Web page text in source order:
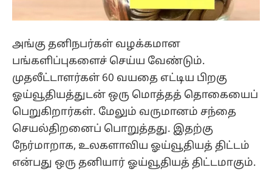
அங்கு தனிநபர்கள் வழக்கமான
பங்களிப்புகளைச் செய்ய வேண்டும்.
முதலீட்டாளர்கள் 60 வயதை எட்டிய பிறகு
ஓய்வூதியத்துடன் ஒரு மொத்தத் தொகையைப்
பெறுகிறார்கள். மேலும் வருமானம் சந்தை
செயல்திறனைப் பொறுத்தது. இதற்கு
நேர்மாறாக, உலகளாவிய ஓய்வூதியத் திட்டம்
என்பது ஒரு தனியார் ஓய்வூதியத் திட்டமாகும்.